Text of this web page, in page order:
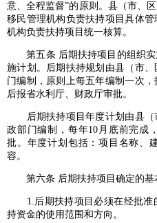
意、全程监督”的原则。县（市、
移民管理机构负责扶持项目具体
机构负责扶持项目统一核算。
第五条 后期扶持项目的组织实
施计划。后期扶持规划由县（市
门编制，原则上每五年编制一次
后报省水利厅、财政厅审批。
后期扶持项目年度计划由县（
政部门编制，每年10月底前完成
批。年度计划包括：项目名称、
容。
第六条 后期扶持项目确定的基
1.后期扶持项目必须在经批准
持资金的使用范围和方向。